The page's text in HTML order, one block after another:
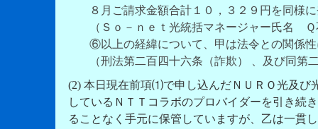
８月ご請求金額合計１０，３２９円を同様
（Ｓｏ－ｎｅｔ光統括マネージャー氏名 Ｑ
⑥以上の経緯について、甲は法令との関係
（刑法第二百四十六条（詐欺） 、及び同第
(2) 本日現在前項⑴で申し込んだＮＵＲＯ光及び
しているＮＴＴコラボのプロバイダーを引き続
ることなく手元に保管していますが、乙は一貫